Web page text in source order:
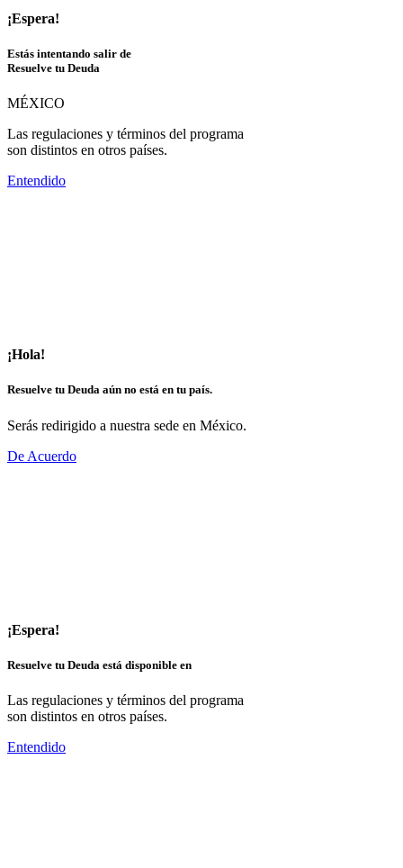
¡Espera!
Estás intentando salir de
Resuelve tu Deuda
MÉXICO
Las regulaciones y términos del programa
son distintos en otros países.
Entendido
¡Hola!
Resuelve tu Deuda aún no está en tu país.
Serás redirigido a nuestra sede en México.
De Acuerdo
¡Espera!
Resuelve tu Deuda está disponible en
Las regulaciones y términos del programa
son distintos en otros países.
Entendido